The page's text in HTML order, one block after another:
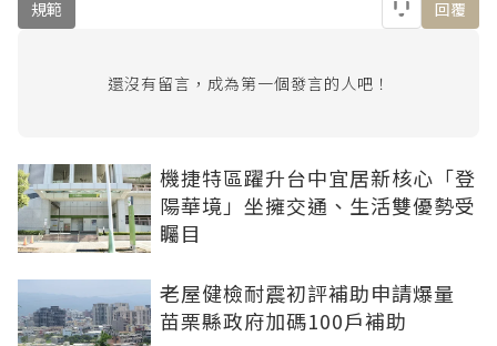
規範 回覆
還沒有留言，成為第一個發言的人吧！
機捷特區躍升台中宜居新核心「登
陽華境」坐擁交通、生活雙優勢受
矚目
老屋健檢耐震初評補助申請爆量
苗栗縣政府加碼100戶補助